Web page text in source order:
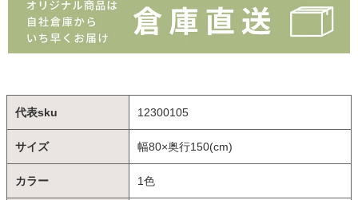
代表sku 12300105
サイズ 幅80×奥行150(cm)
カラー 1色